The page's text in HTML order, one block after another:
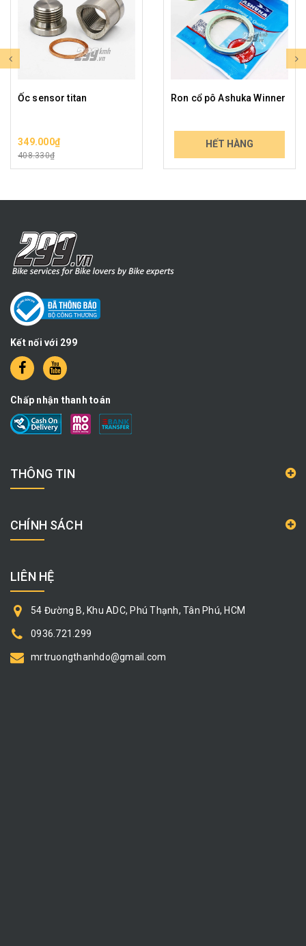
Ốc sensor titan
349.000₫
408.330₫
Ron cổ pô Ashuka Winner
24.900₫HẾT HÀNG
Kết nối với 299
Chấp nhận thanh toán
THÔNG TIN
CHÍNH SÁCH
LIÊN HỆ
54 Đường B, Khu ADC, Phú Thạnh, Tân Phú, HCM
0936.721.299
mrtruongthanhdo@gmail.com